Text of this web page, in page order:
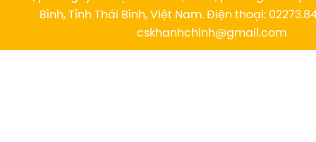
Bình, Tỉnh Thái Bình, Việt Nam. Điện thoại:
cskhanhchinh@gmail.com